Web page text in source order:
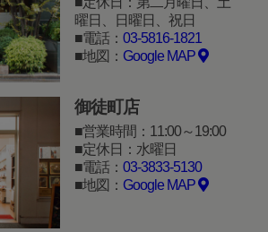
曜日、日曜日、祝日
電話： 03-5816-1821
地図： Google MAP
御徒町店
営業時間：11:00～19:00
定休日：水曜日
電話： 03-3833-5130
地図： Google MAP